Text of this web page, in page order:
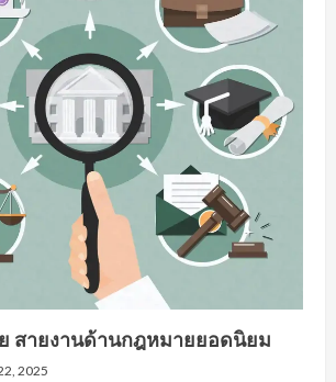
สายงานด้านกฎหมายยอดนิยม
2025